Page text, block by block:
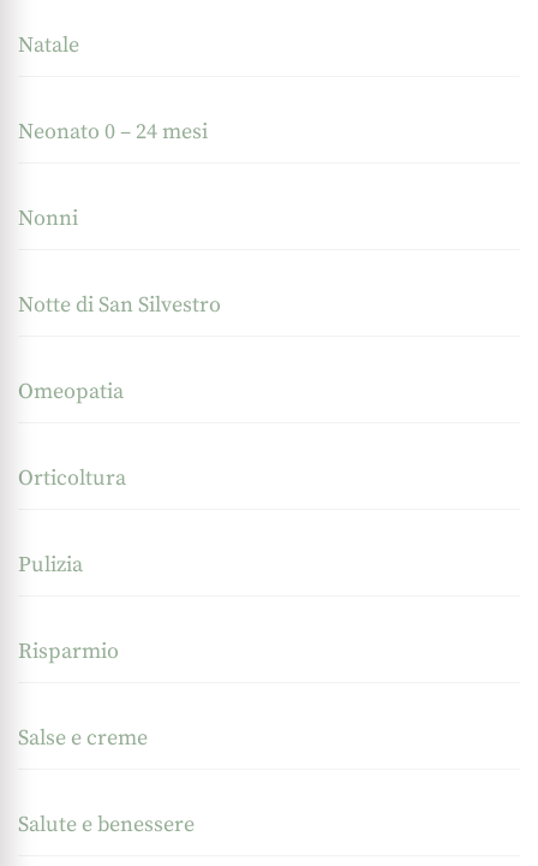
Natale
Neonato 0 – 24 mesi
Nonni
Notte di San Silvestro
Omeopatia
Orticoltura
Pulizia
Risparmio
Salse e creme
Salute e benessere